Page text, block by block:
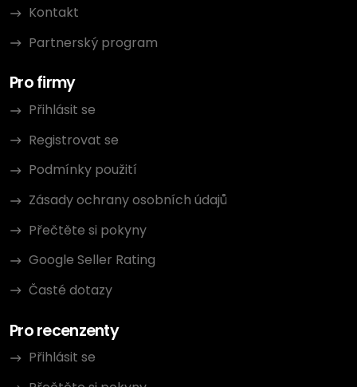
Kontakt
Partnerský program
Pro firmy
Přihlásit se
Registrovat se
Podmínky použití
Zásady ochrany osobních údajů
Přečtěte si pokyny
Google Seller Rating
Časté dotazy
Pro recenzenty
Přihlásit se